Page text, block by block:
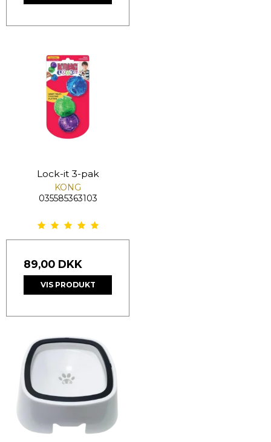
Lock-it 3-pak
KONG
035585363103
89,00 DKK
VIS PRODUKT